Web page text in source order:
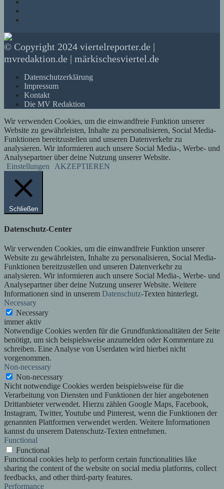
© Copyright 2024 viertelreporter.de |
mvredaktion.de | märkischesviertel.de
Datenschutzerklärung
Impressum
Kontakt
Die MV Redaktion
Wir verwenden Cookies, um die einwandfreie Funktion unserer
Website zu gewährleisten, Inhalte zu personalisieren, Social Media-
Funktionen bereitzustellen und unseren Datenverkehr zu
analysieren. Wir informieren auch unsere Social Media-, Werbe- und
Analysepartner über deine Nutzung unserer Website.
Einstellungen
AKZEPTIEREN
Schließen
Datenschutz-Center
Wir verwenden Cookies, um die einwandfreie Funktion unserer
Website zu gewährleisten, Inhalte zu personalisieren, Social Media-
Funktionen bereitzustellen und unseren Datenverkehr zu
analysieren. Wir informieren auch unsere Social Media-, Werbe- und
Analysepartner über deine Nutzung unserer Website. Weitere
Informationen sind in unserem Datenschutz-Texten hinterlegt.
Necessary
Necessary
immer aktiv
Notwendige Cookies werden für die Grundfunktionalitäten der Seite
benötigt, um sich beispielsweise anzumelden oder Kommentare zu
schreiben. Eine Analyse von Userdaten wird hierbei nicht
vorgenommen.
Non-necessary
Non-necessary
Nicht notwendige Cookies werden beispielsweise für die
Verarbeitung von Diensten und Funktionen der hier angebotenen
Drittanbieter verwendet. Hierzu zählen Google Maps, Facebook,
Instagram, Twitter, Youtube und Pinterest, wenn die Funktionen der
genannten Plattformen verwendet werden. Weitere Informationen
kannst du unserem Datenschutz-Texten entnehmen.
Functional
Functional
Functional cookies help to perform certain functionalities like
sharing the content of the website on social media platforms, collect
feedbacks, and other third-party features.
Performance